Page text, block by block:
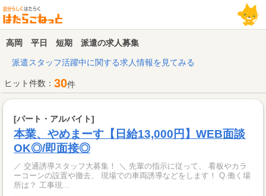
高岡 平日 短期 派遣の求人募集
派遣スタッフ活躍中に関する求人情報を見てみる
ヒット件数： 30件
[パート・アルバイト]
本業、やめまーす【日給13,000円】WEB面談
OK◎/即面接◎
／ 交通誘導スタッフ大募集！ ＼ 先輩の指示に従って、 看板やカラ
ーコーンの設置や撤去、 現場での車両誘導などをします！ Q.働く場
所は？ 工事現...